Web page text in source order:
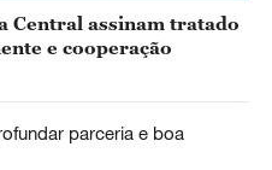
Central assinam tratado
e cooperação
parceria e boa